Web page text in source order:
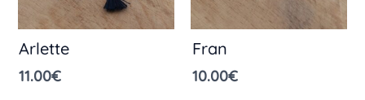
Arlette
11.00€
Fran
10.00€